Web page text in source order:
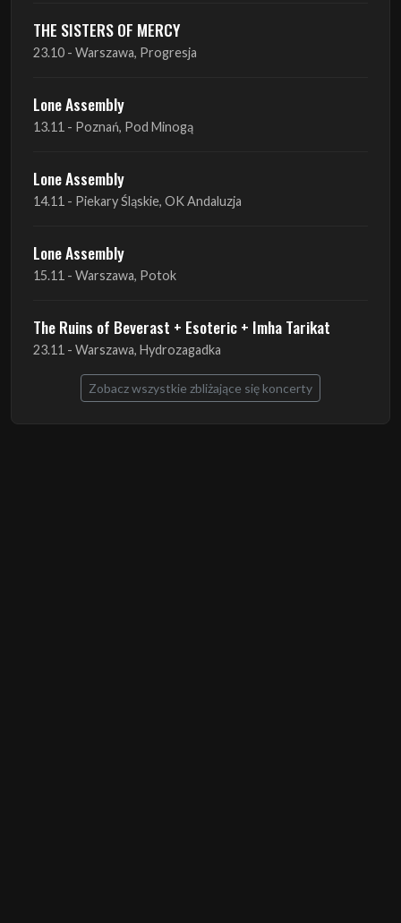
THE SISTERS OF MERCY
23.10 - Warszawa, Progresja
Lone Assembly
13.11 - Poznań, Pod Minogą
Lone Assembly
14.11 - Piekary Śląskie, OK Andaluzja
Lone Assembly
15.11 - Warszawa, Potok
The Ruins of Beverast + Esoteric + Imha Tarikat
23.11 - Warszawa, Hydrozagadka
Zobacz wszystkie zbliżające się koncerty